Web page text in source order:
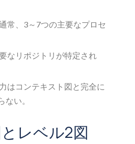
常、3～7つの主要なプロセ
なリポジトリが特定され
はコンテキスト図と完全に
い。
レベル2図